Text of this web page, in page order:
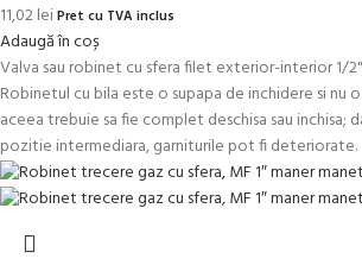
11,02leiPret cu TVA inclus
Adaugă în coș
Valva sau robinet cu sfera filet exterior-interior 1/
Robinetul cu bila este o supapa de inchidere si nu
aceea trebuie sa fie complet deschisa sau inchisa;
pozitie intermediara, garniturile pot fi deteriorate.